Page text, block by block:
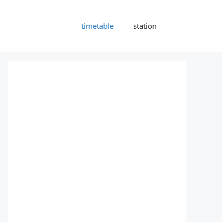
timetable station